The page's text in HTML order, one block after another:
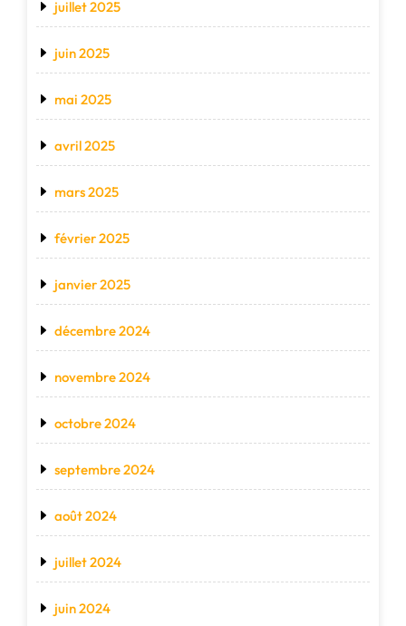
juillet 2025
juin 2025
mai 2025
avril 2025
mars 2025
février 2025
janvier 2025
décembre 2024
novembre 2024
octobre 2024
septembre 2024
août 2024
juillet 2024
juin 2024